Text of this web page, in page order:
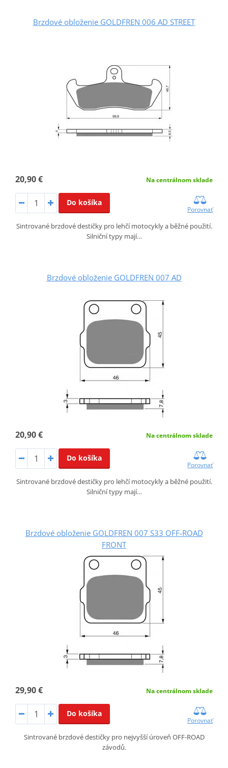
Brzdové obloženie GOLDFREN 006 AD STREET
20,90 € Na centrálnom sklade
Do košíka
Porovnať
Sintrované brzdové destičky pro lehčí motocykly a běžné použití.
Silniční typy mají…
Brzdové obloženie GOLDFREN 007 AD
20,90 € Na centrálnom sklade
Do košíka
Porovnať
Sintrované brzdové destičky pro lehčí motocykly a běžné použití.
Silniční typy mají…
Brzdové obloženie GOLDFREN 007 S33 OFF-ROAD
FRONT
29,90 € Na centrálnom sklade
Do košíka
Porovnať
Sintrované brzdové destičky pro nejvyšší úroveň OFF-ROAD
závodů.